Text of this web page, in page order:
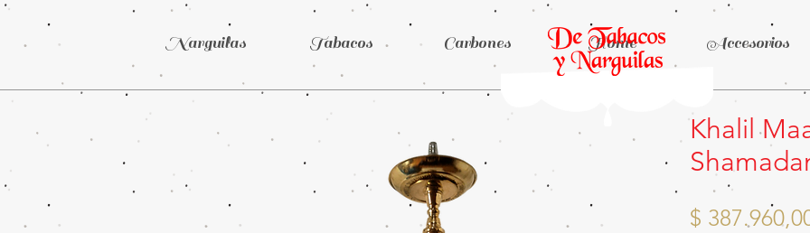
Narguilas Tabacos Carbones Home Accesorios
Khalil
$